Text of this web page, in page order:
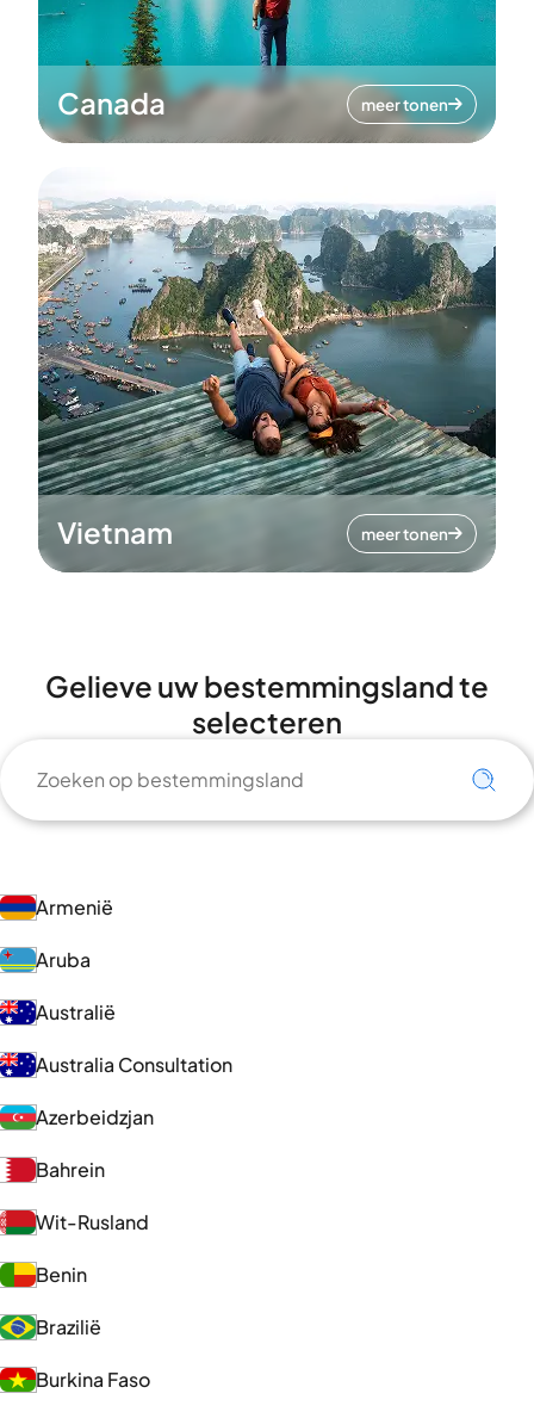
Canada meer tonen
Vietnam meer tonen
Gelieve uw bestemmingsland te
selecteren
Armenië
Aruba
Australië
Australia Consultation
Azerbeidzjan
Bahrein
Wit-Rusland
Benin
Brazilië
Burkina Faso